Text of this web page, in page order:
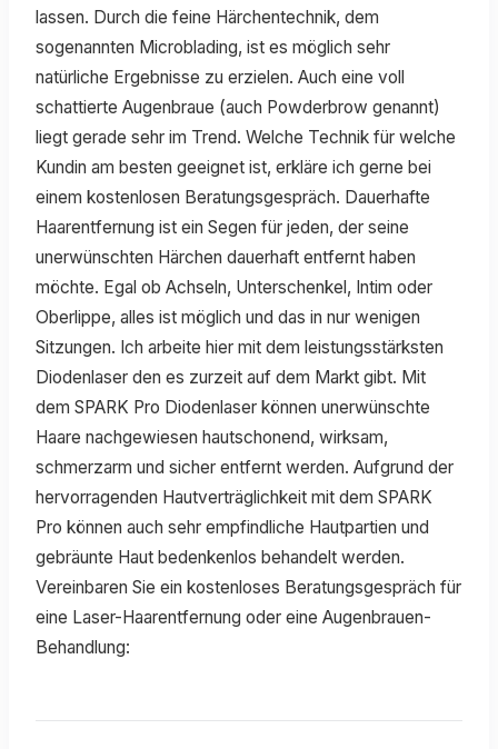
lassen. Durch die feine Härchentechnik, dem
sogenannten Microblading, ist es möglich sehr
natürliche Ergebnisse zu erzielen. Auch eine voll
schattierte Augenbraue (auch Powderbrow genannt)
liegt gerade sehr im Trend. Welche Technik für welche
Kundin am besten geeignet ist, erkläre ich gerne bei
einem kostenlosen Beratungsgespräch. Dauerhafte
Haarentfernung ist ein Segen für jeden, der seine
unerwünschten Härchen dauerhaft entfernt haben
möchte. Egal ob Achseln, Unterschenkel, Intim oder
Oberlippe, alles ist möglich und das in nur wenigen
Sitzungen. Ich arbeite hier mit dem leistungsstärksten
Diodenlaser den es zurzeit auf dem Markt gibt. Mit
dem SPARK Pro Diodenlaser können unerwünschte
Haare nachgewiesen hautschonend, wirksam,
schmerzarm und sicher entfernt werden. Aufgrund der
hervorragenden Hautverträglichkeit mit dem SPARK
Pro können auch sehr empfindliche Hautpartien und
gebräunte Haut bedenkenlos behandelt werden.
Vereinbaren Sie ein kostenloses Beratungsgespräch für
eine Laser-Haarentfernung oder eine Augenbrauen-
Behandlung: